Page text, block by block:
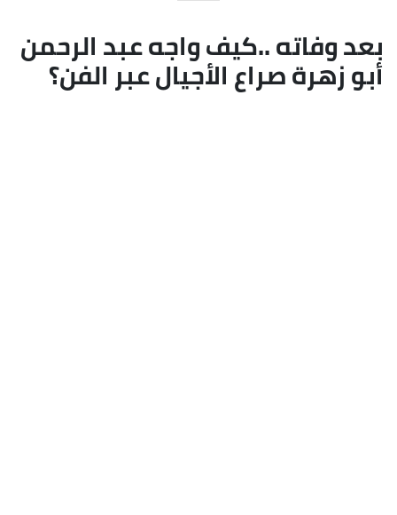
بعد وفاته ..كيف واجه عبد الرحمن
أبو زهرة صراع الأجيال عبر الفن؟